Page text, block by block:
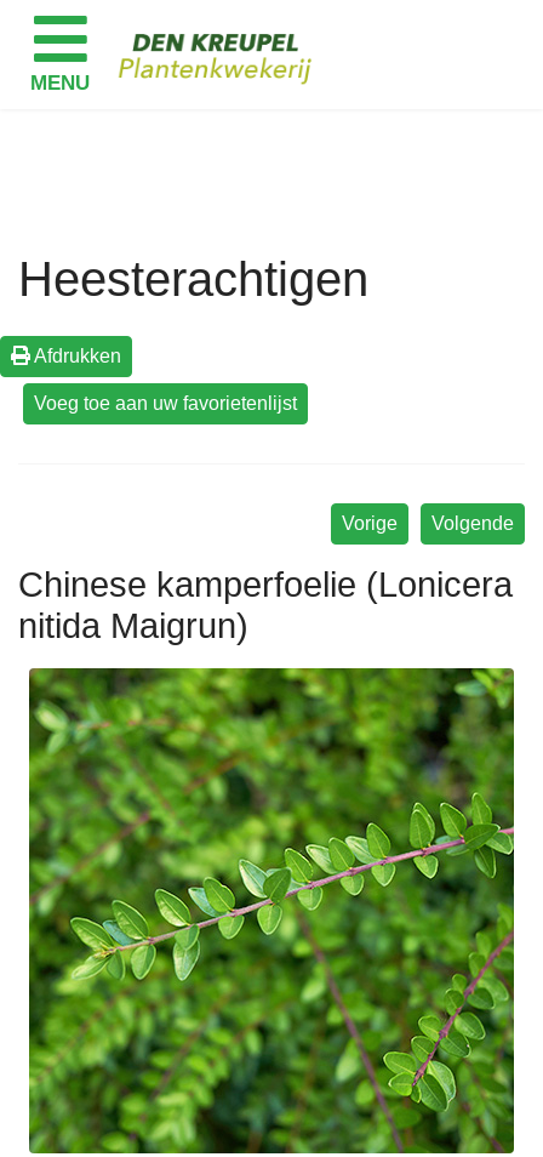
Heesterachtigen
Afdrukken
Volgende
Vorige
Chinese kamperfoelie (Lonicera
nitida Maigrun)